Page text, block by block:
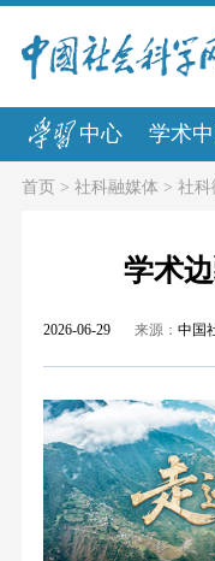
中心 学术
首页> 社科融媒体 > 社科
学术
2026-06-29 来源： 中国